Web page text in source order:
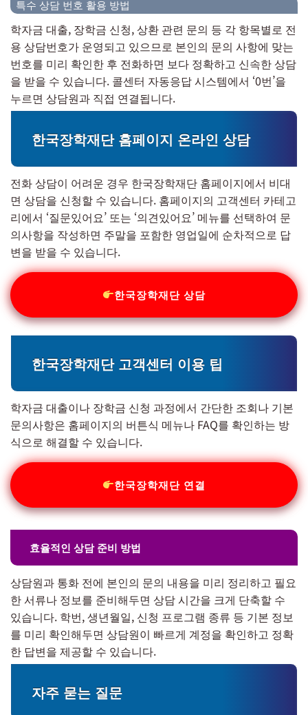
특수 상담 번호 활용 방법
학자금 대출, 장학금 신청, 상환 관련 문의 등 각 항목별로 전
용 상담번호가 운영되고 있으므로 본인의 문의 사항에 맞는
번호를 미리 확인한 후 전화하면 보다 정확하고 신속한 상담
을 받을 수 있습니다. 콜센터 자동응답 시스템에서 ‘0번’을
누르면 상담원과 직접 연결됩니다.
한국장학재단 홈페이지 온라인 상담
전화 상담이 어려운 경우 한국장학재단 홈페이지에서 비대
면 상담을 신청할 수 있습니다. 홈페이지의 고객센터 카테고
리에서 ‘질문있어요’ 또는 ‘의견있어요’ 메뉴를 선택하여 문
의사항을 작성하면 주말을 포함한 영업일에 순차적으로 답
변을 받을 수 있습니다.
한국장학재단 상담
한국장학재단 고객센터 이용 팁
학자금 대출이나 장학금 신청 과정에서 간단한 조회나 기본
문의사항은 홈페이지의 버튼식 메뉴나 FAQ를 확인하는 방
식으로 해결할 수 있습니다.
한국장학재단 연결
효율적인 상담 준비 방법
상담원과 통화 전에 본인의 문의 내용을 미리 정리하고 필요
한 서류나 정보를 준비해두면 상담 시간을 크게 단축할 수
있습니다. 학번, 생년월일, 신청 프로그램 종류 등 기본 정보
를 미리 확인해두면 상담원이 빠르게 계정을 확인하고 정확
한 답변을 제공할 수 있습니다.
자주 묻는 질문